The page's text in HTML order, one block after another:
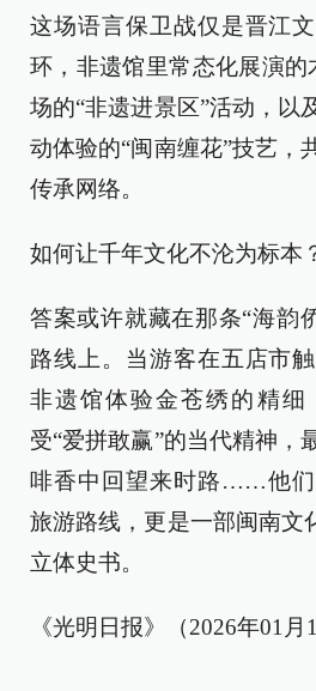
这场语言保卫战仅是晋江
环，非遗馆里常态化展演的
场的“非遗进景区”活动，以
动体验的“闽南缠花”技艺，
传承网络。
如何让千年文化不沦为标本
答案或许就藏在那条“海韵
路线上。当游客在五店市
非遗馆体验金苍绣的精细
受“爱拼敢赢”的当代精神，
啡香中回望来时路……他们
旅游路线，更是一部闽南文
立体史书。
《光明日报》（2026年01月